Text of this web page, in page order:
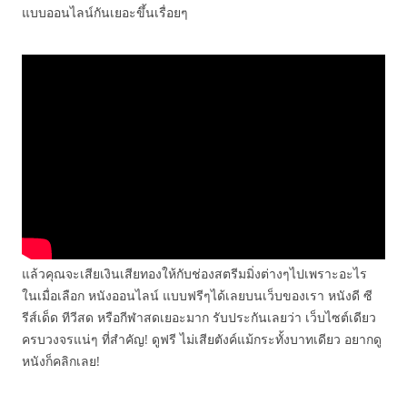
แบบออนไลน์กันเยอะขึ้นเรื่อยๆ
แล้วคุณจะเสียเงินเสียทองให้กับช่องสตรีมมิ่งต่างๆไปเพราะอะไร
ในเมื่อเลือก หนังออนไลน์ แบบฟรีๆได้เลยบนเว็บของเรา หนังดี ซี
รีส์เด็ด ทีวีสด หรือกีฬาสดเยอะมาก รับประกันเลยว่า เว็บไซต์เดียว
ครบวงจรแน่ๆ ที่สำคัญ! ดูฟรี ไม่เสียตังค์แม้กระทั้งบาทเดียว อยากดู
หนังก็คลิกเลย!